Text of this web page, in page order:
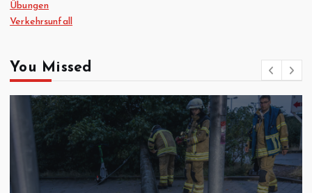
Übungen
Verkehrsunfall
You Missed